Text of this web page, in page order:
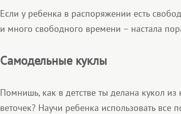
Если у ребенка в распоряжении есть
и много свободного времени – настала
Самодельные куклы
Помнишь, как в детстве ты делана кукол
веточек? Научи ребенка использовать